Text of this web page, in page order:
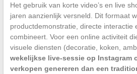
Het gebruik van korte video’s en live
jaren aanzienlijk versneld. Dit formaat
productdemonstratie, directe interactie
combineert. Voor een online activiteit
visuele diensten (decoratie, koken,
wekelijkse live-sessie op Instagram
verkopen genereren dan een